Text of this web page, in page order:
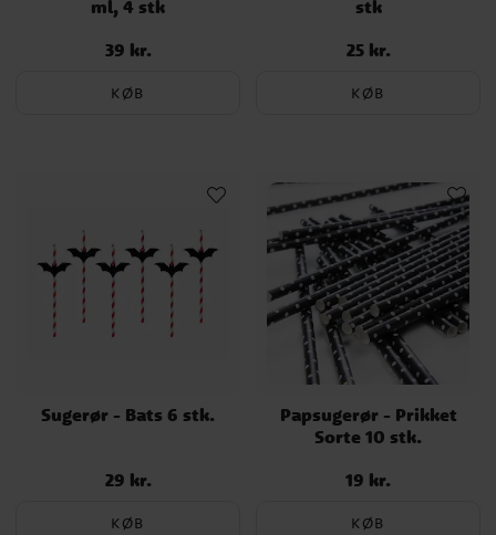
ml, 4 stk
Pris: 39 kr.
39 kr.
KØB
stk
Pris: 25 kr.
25 kr.
KØB
Sugerør - Bats 6 stk.
Pris: 29 kr.
29 kr.
KØB
Papsugerør - Prikket
Sorte 10 stk.
Pris: 19 kr.
19 kr.
KØB